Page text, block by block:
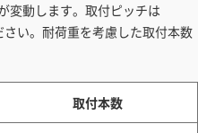
変動します。取付ピッチは
い。耐荷重を考慮した取付本数
取付本数